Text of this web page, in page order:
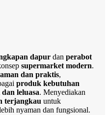
dapur dan perabot
supermarket modern.
dan praktis,
produk kebutuhan
dan leluasa. Menyediakan
terjangkau untuk
nyaman dan fungsional.